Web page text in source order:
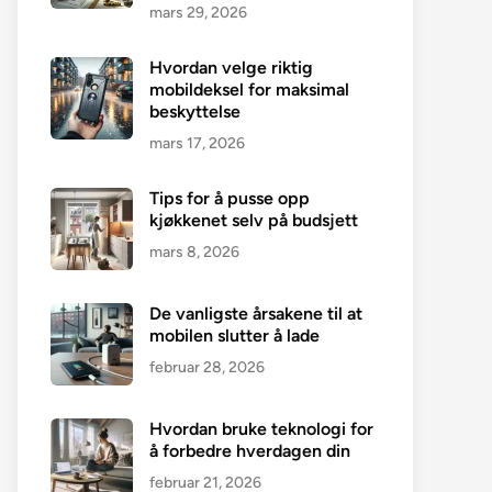
mars 29, 2026
Hvordan velge riktig
mobildeksel for maksimal
beskyttelse
mars 17, 2026
Tips for å pusse opp
kjøkkenet selv på budsjett
mars 8, 2026
De vanligste årsakene til at
mobilen slutter å lade
februar 28, 2026
Hvordan bruke teknologi for
å forbedre hverdagen din
februar 21, 2026